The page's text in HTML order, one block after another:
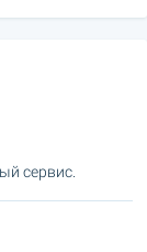
сервис.